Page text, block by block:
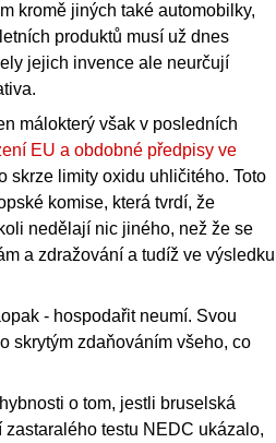
kromě jiných také automobilky,
produktů musí už dnes
jejich invence ale neurčují
málokterý však v posledních
EU a obdobné předpisy ve
skrze limity oxidu uhličitého. Toto
komise, která tvrdí, že
nedělají nic jiného, než že se
a zdražování a tudíž ve výsledku
- hospodařit neumí. Svou
skrytým zdaňováním všeho, co
o tom, jestli bruselská
testu NEDC ukázalo,